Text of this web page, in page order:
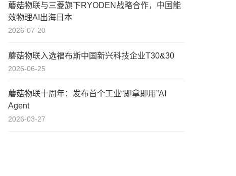
蘑菇物联与三菱旗下RYODEN战略合作，中国能
效物理AI出海日本
2026-07-20
蘑菇物联入选福布斯中国新兴科技企业T30&30
2026-06-25
蘑菇物联十周年：发布首个工业“即拿即用”AI
Agent
2026-03-27